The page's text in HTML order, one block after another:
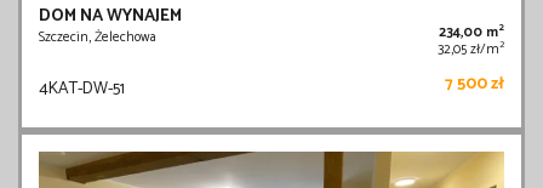
DOM NA WYNAJEM
Szczecin, Żelechowa 234,00 m2
32,05 zł/m2
4KAT-DW-51 7 500 zł